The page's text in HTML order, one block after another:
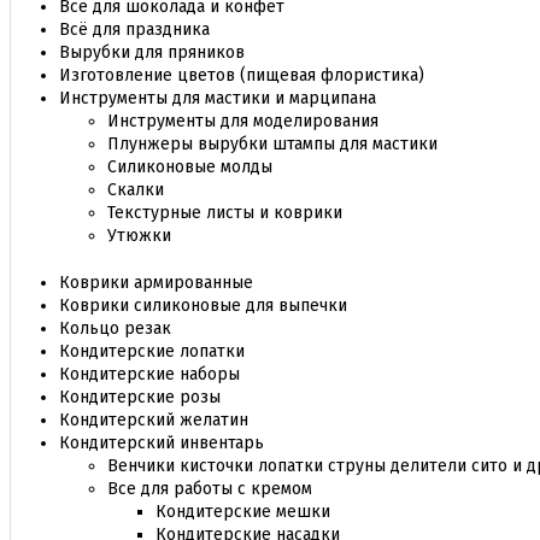
Все для шоколада и конфет
Всё для праздника
Вырубки для пряников
Изготовление цветов (пищевая флористика)
Инструменты для мастики и марципана
Инструменты для моделирования
Плунжеры вырубки штампы для мастики
Силиконовые молды
Скалки
Текстурные листы и коврики
Утюжки
Коврики армированные
Коврики силиконовые для выпечки
Кольцо резак
Кондитерские лопатки
Кондитерские наборы
Кондитерские розы
Кондитерский желатин
Кондитерский инвентарь
Венчики кисточки лопатки струны делители сито и
Все для работы с кремом
Кондитерские мешки
Кондитерские насадки